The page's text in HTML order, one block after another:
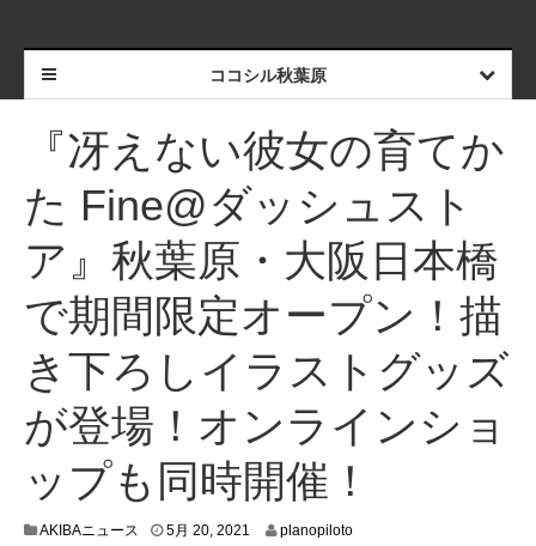
ココシル秋葉原
『冴えない彼女の育てか
た Fine@ダッシュスト
ア』秋葉原・大阪日本橋
で期間限定オープン！描
き下ろしイラストグッズ
が登場！オンラインショ
ップも同時開催！
AKIBAニュース 5月 20, 2021 planopiloto